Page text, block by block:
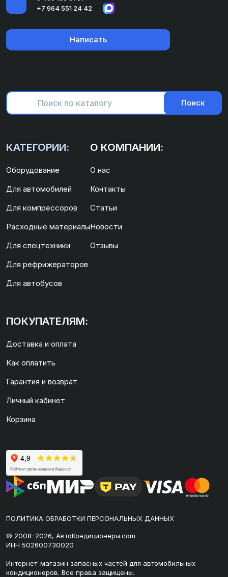
+7 964 551 24 42
Написать
Поиск
КАТЕГОРИИ:
Оборудование
Для автомобилей
Для компрессоров
Расходные материалы
Для спецтехники
Для рефрижераторов
Для автобусов
О КОМПАНИИ:
О нас
Контакты
Статьи
Новости
Отзывы
ПОКУПАТЕЛЯМ:
Доставка и оплата
Как оплатить
Гарантия и возврат
Личный кабинет
Корзина
ПОЛИТИКА ОБРАБОТКИ ПЕРСОНАЛЬНЫХ ДАННЫХ
© 2008–2026, АвтоКондиционеры.com
ИНН 502600730020
Интернет-магазин запасных частей для автомобильных
кондиционеров. Все права защищены.